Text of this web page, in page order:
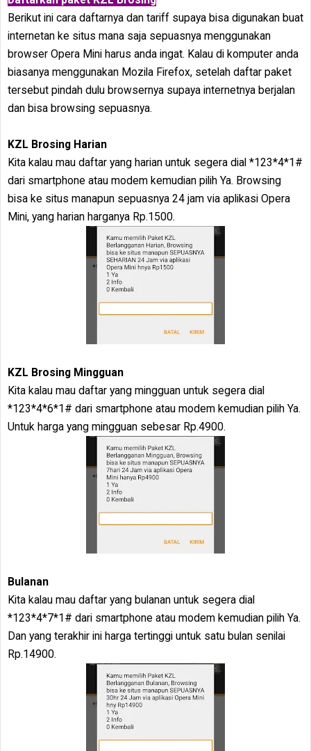
Berikut ini cara daftarnya dan tariff supaya bisa digunakan buat
internetan ke situs mana saja sepuasnya menggunakan
browser Opera Mini harus anda ingat. Kalau di komputer anda
biasanya menggunakan Mozila Firefox, setelah daftar paket
tersebut pindah dulu browsernya supaya internetnya berjalan
dan bisa browsing sepuasnya.
KZL Brosing Harian
Kita kalau mau daftar yang harian untuk segera dial *123*4*1#
dari smartphone atau modem kemudian pilih Ya. Browsing
bisa ke situs manapun sepuasnya 24 jam via aplikasi Opera
Mini, yang harian harganya Rp.1500.
KZL Brosing Mingguan
Kita kalau mau daftar yang mingguan untuk segera dial
*123*4*6*1# dari smartphone atau modem kemudian pilih Ya.
Untuk harga yang mingguan sebesar Rp.4900.
Bulanan
Kita kalau mau daftar yang bulanan untuk segera dial
*123*4*7*1# dari smartphone atau modem kemudian pilih Ya.
Dan yang terakhir ini harga tertinggi untuk satu bulan senilai
Rp.14900.